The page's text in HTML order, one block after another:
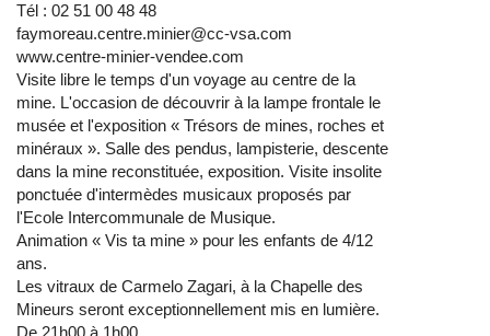
Tél : 02 51 00 48 48
faymoreau.centre.minier@cc-vsa.com
www.centre-minier-vendee.com
Visite libre le temps d'un voyage au centre de la
mine. L'occasion de découvrir à la lampe frontale le
musée et l'exposition « Trésors de mines, roches et
minéraux ». Salle des pendus, lampisterie, descente
dans la mine reconstituée, exposition. Visite insolite
ponctuée d'intermèdes musicaux proposés par
l'Ecole Intercommunale de Musique.
Animation « Vis ta mine » pour les enfants de 4/12
ans.
Les vitraux de Carmelo Zagari, à la Chapelle des
Mineurs seront exceptionnellement mis en lumière.
De 21h00 à 1h00